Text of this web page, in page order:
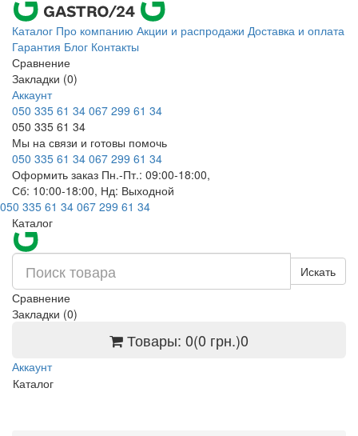
Каталог Про компанию Акции и распродажи Доставка и оплата
Гарантия Блог Контакты
Сравнение
Закладки (0)
Аккаунт
050 335 61 34 067 299 61 34
050 335 61 34
Мы на связи и готовы помочь
050 335 61 34 067 299 61 34
Оформить заказ Пн.-Пт.: 09:00-18:00,
Сб: 10:00-18:00, Нд: Выходной
050 335 61 34 067 299 61 34
Каталог
Искать
Сравнение
Закладки (0)
Товары: 0(0 грн.)0
Аккаунт
Каталог